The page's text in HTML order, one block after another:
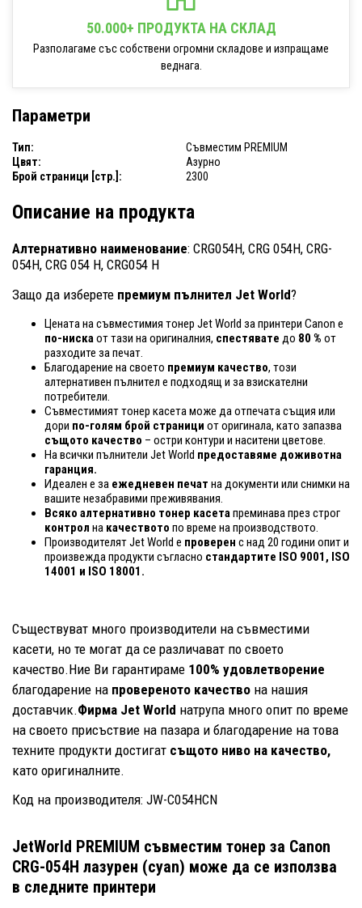
50.000+ ПРОДУКТА НА СКЛАД
Разполагаме със собствени огромни складове и изпращаме
веднага.
Параметри
Тип:
Съвместим PREMIUM
Цвят:
Азурно
Брой страници [стр.]:
2300
Описание на продукта
Алтернативно наименование: CRG054H, CRG 054H, CRG-
054H, CRG 054 H, CRG054 H
Защо да изберете премиум пълнител Jet World?
Цената на съвместимия тонер Jet World за принтери Canon е
по-нискаот тази на оригиналния, спестявате до 80 % от
разходите за печат.
Благодарение на своето премиум качество, този
алтернативен пълнител е подходящ и за взискателни
потребители.
Съвместимият тонер касета може да отпечата същия или
дори по-голям брой страници от оригинала, като запазва
същото качество – остри контури и наситени цветове.
На всички пълнители Jet World предоставяме доживотна
гаранция.
Идеален е за ежедневен печат на документи или снимки на
вашите незабравими преживявания.
Всяко алтернативно тонер касетапреминава през строг
контрол на качеството по време на производството.
Производителят Jet World е проверен с над 20 години опит и
произвежда продукти съгласно стандартите ISO 9001, ISO
14001 и ISO 18001.
Съществуват много производители на съвместими
касети, но те могат да се различават по своето
качество.Ние Ви гарантираме 100% удовлетворение
благодарение на провереното качество на нашия
доставчик.Фирма Jet World натрупа много опит по време
на своето присъствие на пазара и благодарение на това
техните продукти достигат същото ниво на качество,
като оригиналните.
Код на производителя: JW-C054HCN
JetWorld PREMIUM съвместим тонер за Canon
CRG-054H лазурен (cyan) може да се използва
в следните принтери